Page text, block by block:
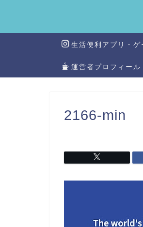
生活便利アプリ・ゲ
運営者プロフィール
2166-min